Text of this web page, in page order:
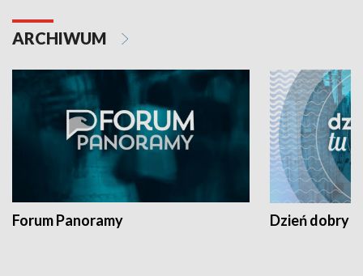
ARCHIWUM
Forum Panoramy Dzień dobry